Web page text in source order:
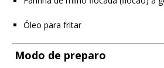
Óleo para fritar
Modo de preparo